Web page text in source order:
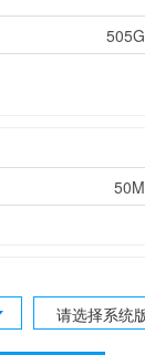
505G
505G
50M
50M
请选择系统